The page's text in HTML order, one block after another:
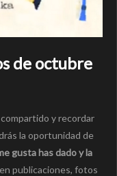
de octubre
y recordar
la oportunidad de
gusta has dado y la
publicaciones, fotos